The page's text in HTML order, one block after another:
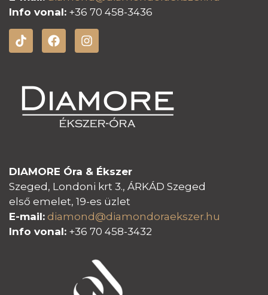
Info vonal: +36 70 458-3436
DIAMORE Óra & Ékszer
Szeged, Londoni krt 3., ÁRKÁD Szeged
első emelet, 19-es üzlet
E-mail: diamond@diamondoraekszer.hu
Info vonal: +36 70 458-3432